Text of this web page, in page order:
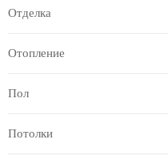
Отделка
Отопление
Пол
Потолки